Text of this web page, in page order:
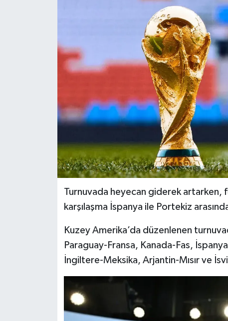
Turnuvada heyecan giderek
karşılaşma İspanya ile Portekiz
Kuzey Amerika’da düzenlenen
Paraguay-Fransa, Kanada-Fas,
İngiltere-Meksika, Arjantin-Mısır ve